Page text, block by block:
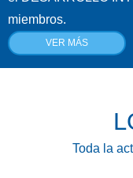
miembros.
VER MÁS
Toda la